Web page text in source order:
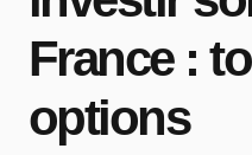
France :
options